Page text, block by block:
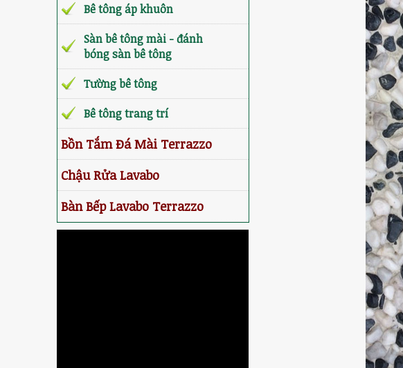
Bê tông áp khuôn
Sàn bê tông mài - đánh
bóng sàn bê tông
Tường bê tông
Bê tông trang trí
Bồn Tắm Đá Mài Terrazzo
Chậu Rửa Lavabo
Bàn Bếp Lavabo Terrazzo